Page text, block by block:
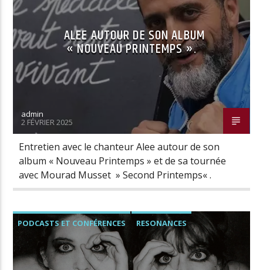
ALEE AUTOUR DE SON ALBUM
« NOUVEAU PRINTEMPS ».
admin
2 FÉVRIER 2025
Entretien avec le chanteur Alee autour de son
album « Nouveau Printemps » et de sa tournée
avec Mourad Musset » Second Printemps« .
PODCASTS ET CONFÉRENCES RESONANCES